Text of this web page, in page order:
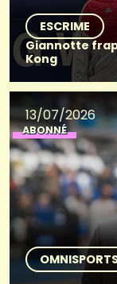
ESCRIME
Giannotte
Kong
13/07/2026
ABONNÉ